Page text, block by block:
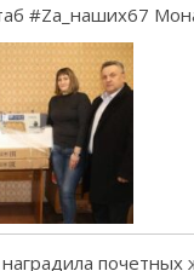
#Za_наших67
почетных